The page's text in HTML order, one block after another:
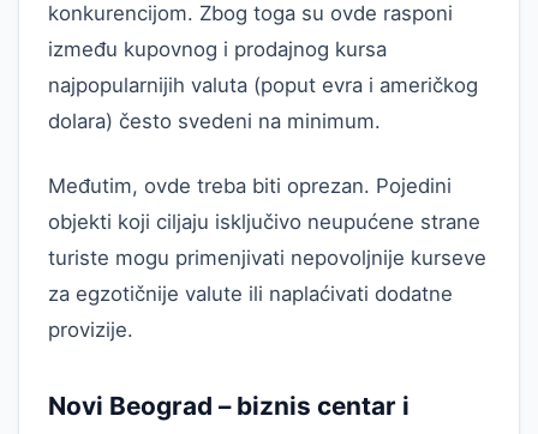
konkurencijom. Zbog toga su ovde rasponi
između kupovnog i prodajnog kursa
najpopularnijih valuta (poput evra i američkog
dolara) često svedeni na minimum.
Međutim, ovde treba biti oprezan. Pojedini
objekti koji ciljaju isključivo neupućene strane
turiste mogu primenjivati nepovoljnije kurseve
za egzotičnije valute ili naplaćivati dodatne
provizije.
Novi Beograd – biznis centar i